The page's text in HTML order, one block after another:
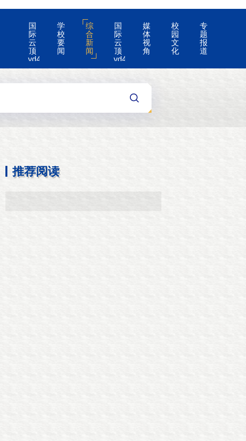
国
际
云
顶
yd4008-
云
国
戏
学
校
要
闻
综
合
新
闻
国
际
云
顶
yd4008
的
告
媒
体
视
角
校
园
文
化
专
题
报
道
推荐阅读